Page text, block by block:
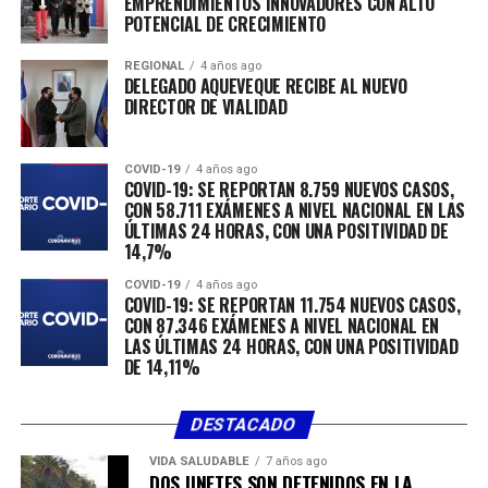
Sichel inició señalando que “debemos recuperar el amor
a Chile y eso es lo más importante en esta campaña. Me
siento orgulloso de que seamos chilenos y de haber
llegado hasta acá juntos, porque seamos del partido que
seamos, somos gente de esfuerzo y cambiar no es
retroceder. No queremos más burocracia, queremos un
Estado que haga bien su trabajo, que apoye a las pymes y
al sacrificio de aquellos que emprenden en Chile”.
En cuanto a sus propuestas, sostuvo que “vamos a
garantizar la pensión de alimentos para todas las niñas
y niños del país, garantizar seguridad para que los
delincuentes estén tras las rejas, mejorar la
conectividad, la salud, los servicios públicos, más
centros oncológicos, vamos a garantizar pensiones
dignas para nuestros adultos mayores, respeto para
nuestro niños, niñas y adultos mayores, un Estado que
haga bien el trabajo y que esté cerca de las personas”.
POTENCIAL DE CRECIMIENTO
REGIONAL 4 años ago
DELEGADO AQUEVEQUE RECIBE AL NUEVO
DIRECTOR DE VIALIDAD
COVID-19 4 años ago
COVID-19: SE REPORTAN 8.759 NUEVOS CASOS,
CON 58.711 EXÁMENES A NIVEL NACIONAL EN LAS
ÚLTIMAS 24 HORAS, CON UNA POSITIVIDAD DE
14,7%
COVID-19 4 años ago
COVID-19: SE REPORTAN 11.754 NUEVOS CASOS,
CON 87.346 EXÁMENES A NIVEL NACIONAL EN
LAS ÚLTIMAS 24 HORAS, CON UNA POSITIVIDAD
DE 14,11%
DESTACADO
VIDA SALUDABLE 7 años ago
DOS JINETES SON DETENIDOS EN LA